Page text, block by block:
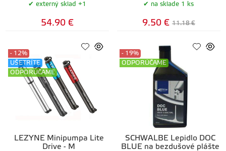
externý sklad +1
54.90 €
na sklade 1 ks
9.50 € 11.18 €
LEZYNE Minipumpa Lite
Drive - M
- 12%
UŠETRÍTE
ODPORÚČAME
SCHWALBE Lepidlo DOC
BLUE na bezdušové plášte
- 19%
ODPORÚČAME